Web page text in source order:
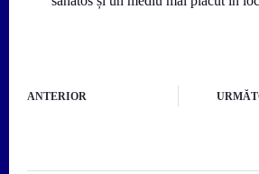
ANTERIOR